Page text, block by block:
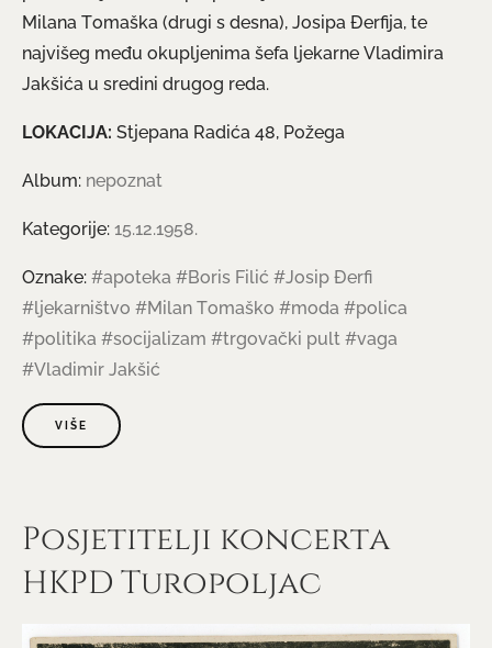
Milana Tomaška (drugi s desna), Josipa Đerfija, te
najvišeg među okupljenima šefa ljekarne Vladimira
Jakšića u sredini drugog reda.
LOKACIJA: Stjepana Radića 48, Požega
Album: nepoznat
Kategorije: 15.12.1958.
Oznake: #apoteka #Boris Filić #Josip Đerfi
#ljekarništvo #Milan Tomaško #moda #polica
#politika #socijalizam #trgovački pult #vaga
#Vladimir Jakšić
VIŠE
Posjetitelji koncerta
HKPD Turopoljac